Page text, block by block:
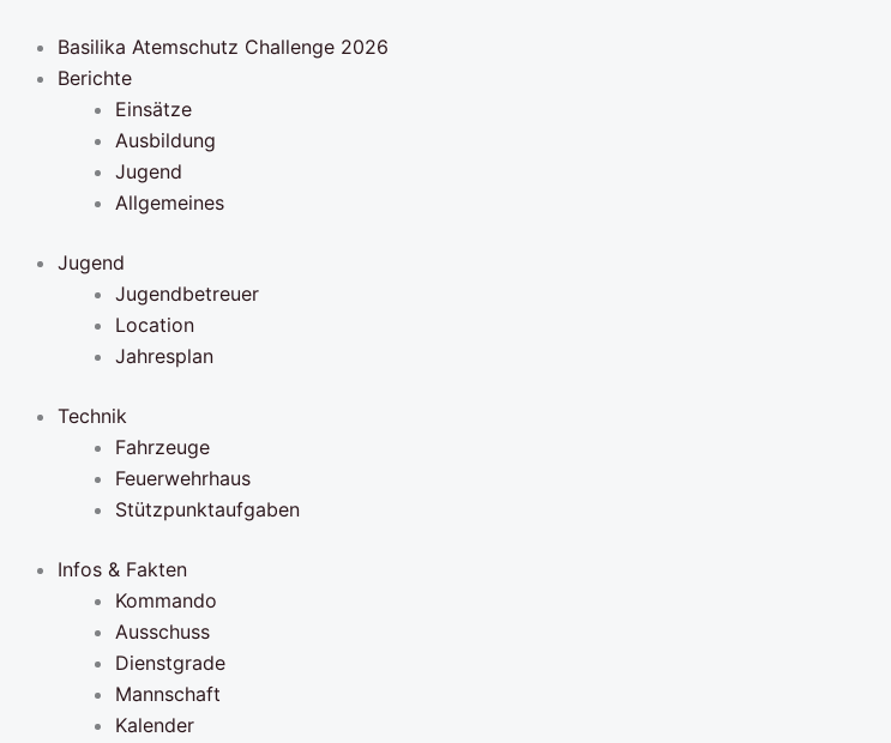
Inhalt
springen
Basilika Atemschutz Challenge 2026
Berichte
Einsätze
Ausbildung
Jugend
Allgemeines
Jugend
Jugendbetreuer
Location
Jahresplan
Technik
Fahrzeuge
Feuerwehrhaus
Stützpunktaufgaben
Infos & Fakten
Kommando
Ausschuss
Dienstgrade
Mannschaft
Kalender